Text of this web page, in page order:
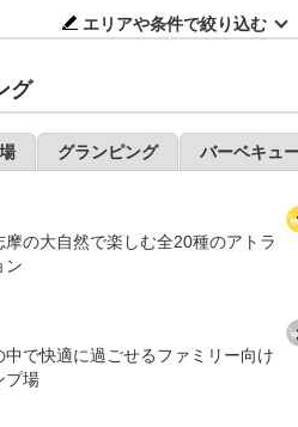
エリアや条件で絞り込む
グ
グランピング バーベキュ
摩の大自然で楽しむ全20種のアトラ
ン
中で快適に過ごせるファミリー向け
プ場